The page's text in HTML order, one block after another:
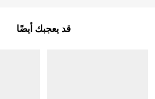
قد يعجبك أيضًا